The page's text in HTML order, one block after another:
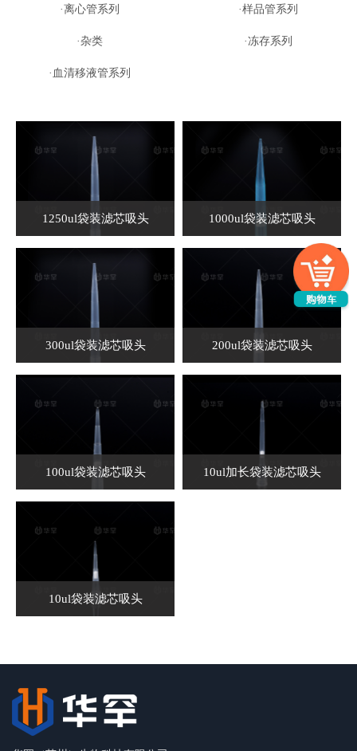
·离心管系列 ·样品管系列
·杂类 ·冻存系列
·血清移液管系列
1250ul袋装滤芯吸头 1000ul袋装滤芯吸头
300ul袋装滤芯吸头 200ul袋装滤芯吸头
100ul袋装滤芯吸头 10ul加长袋装滤芯吸头
10ul袋装滤芯吸头